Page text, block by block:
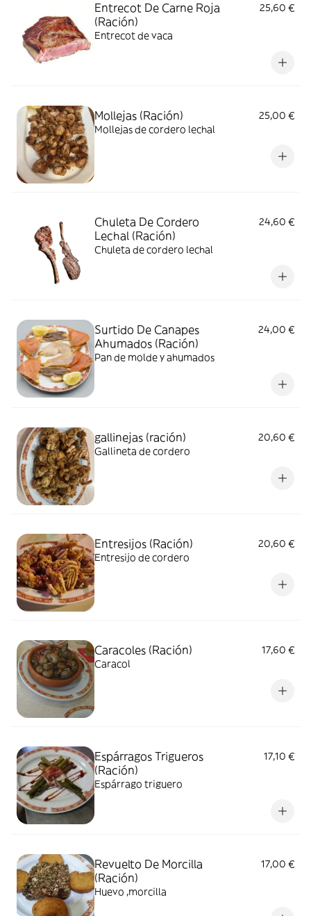
Entrecot De Carne Roja
(Ración)
25,60 €
Entrecot de vaca
Mollejas (Ración)
25,00 €
Mollejas de cordero lechal
Chuleta De Cordero
Lechal (Ración)
24,60 €
Chuleta de cordero lechal
Surtido De Canapes
Ahumados (Ración)
24,00 €
Pan de molde y ahumados
gallinejas (ración)
20,60 €
Gallineta de cordero
Entresijos (Ración)
20,60 €
Entresijo de cordero
Caracoles (Ración)
17,60 €
Caracol
Espárragos Trigueros
(Ración)
17,10 €
Espárrago triguero
Revuelto De Morcilla
(Ración)
17,00 €
Huevo ,morcilla